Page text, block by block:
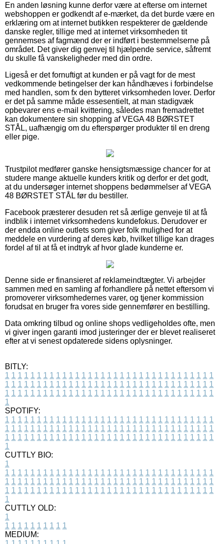
En anden løsning kunne derfor være at efterse om internet
webshoppen er godkendt af e-mærket, da det burde være en
erklæring om at internet butikken respekterer de gældende
danske regler, tillige med at internet virksomheden tit
gennemses af fagmænd der er indført i bestemmelserne på
området. Det giver dig genvej til hjælpende service, såfremt
du skulle få vanskeligheder med din ordre.
Ligeså er det fornuftigt at kunden er på vagt for de mest
vedkommende betingelser der kan håndhæves i forbindelse
med handlen, som fx den bytteret virksomheden lover. Derfor
er det på samme måde essesentielt, at man stadigvæk
opbevarer ens e-mail kvittering, således man fremadrettet
kan dokumentere sin shopping af VEGA 48 BØRSTET
STÅL, uafhængig om du efterspørger produkter til en dreng
eller pige.
Trustpilot medfører ganske hensigtsmæssige chancer for at
studere mange aktuelle kunders kritik og derfor er det godt,
at du undersøger internet shoppens bedømmelser af VEGA
48 BØRSTET STÅL før du bestiller.
Facebook præsterer desuden ret så ærlige genveje til at få
indblik i internet virksomhedens kundefokus. Derudover er
der endda online outlets som giver folk mulighed for at
meddele en vurdering af deres køb, hvilket tillige kan drages
fordel af til at få et indtryk af hvor glade kunderne er.
Denne side er finansieret af reklameindtægter. Vi arbejder
sammen med en samling af forhandlere på nettet eftersom vi
promoverer virksomhedernes varer, og tjener kommission
forudsat en bruger fra vores side gennemfører en bestilling.
Data omkring tilbud og online shops vedligeholdes ofte, men
vi giver ingen garanti imod justeringer der er blevet realiseret
efter at vi senest opdaterede sidens oplysninger.
BITLY:
1 1 1 1 1 1 1 1 1 1 1 1 1 1 1 1 1 1 1 1 1 1 1 1 1 1 1 1 1 1 1 1 1
1 1 1 1 1 1 1 1 1 1 1 1 1 1 1 1 1 1 1 1 1 1 1 1 1 1 1 1 1 1 1 1 1
1 1 1 1 1 1 1 1 1 1 1 1 1 1 1 1 1 1 1 1 1 1 1 1 1 1 1 1 1 1 1 1 1
1
SPOTIFY:
1 1 1 1 1 1 1 1 1 1 1 1 1 1 1 1 1 1 1 1 1 1 1 1 1 1 1 1 1 1 1 1 1
1 1 1 1 1 1 1 1 1 1 1 1 1 1 1 1 1 1 1 1 1 1 1 1 1 1 1 1 1 1 1 1 1
1 1 1 1 1 1 1 1 1 1 1 1 1 1 1 1 1 1 1 1 1 1 1 1 1 1 1 1 1 1 1 1 1
1
CUTTLY BIO:
1
1 1 1 1 1 1 1 1 1 1 1 1 1 1 1 1 1 1 1 1 1 1 1 1 1 1 1 1 1 1 1 1 1
1 1 1 1 1 1 1 1 1 1 1 1 1 1 1 1 1 1 1 1 1 1 1 1 1 1 1 1 1 1 1 1 1
1 1 1 1 1 1 1 1 1 1 1 1 1 1 1 1 1 1 1 1 1 1 1 1 1 1 1 1 1 1 1 1 1
1
CUTTLY OLD:
1
1 1 1 1 1 1 1 1 1 1
MEDIUM: